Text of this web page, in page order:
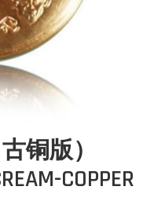
铜版）
COPPER